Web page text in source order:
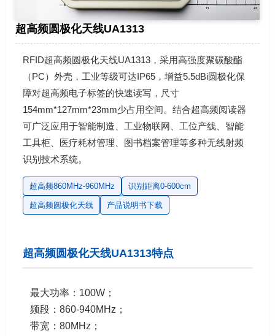
超高频圆极化天线UA1313
RFID超高频圆极化天线UA1313，采用高强度聚碳酸酯
（PC）外壳，工业等级可达IP65，增益5.5dBi圆极化保
障对超高频电子标签的快速读写，尺寸
154mm*127mm*23mm少占用空间。结合超高频阅读器
可广泛应用于智能制造、工业物联网、工位产线、智能
工具柜、医疗耗材管理、图书档案管理等多种无线射频
识别技术系统。
超高频860MHz-960MHz 识别距离0-600cm
超高频圆极化天线 产品说明书下载
超高频圆极化天线UA1313特点
最大功率：100W；
频段：860-940MHz；
带宽：80MHz；